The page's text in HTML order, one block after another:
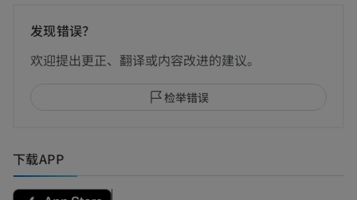
发现错误？
欢迎提出更正、翻译或内容改进的建议。
检举错误
下载APP